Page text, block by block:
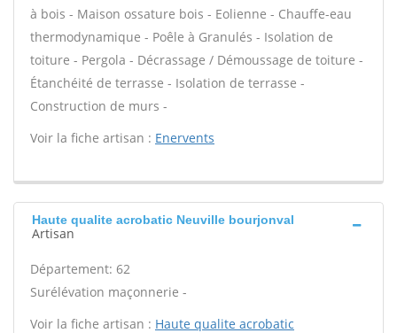
à bois - Maison ossature bois - Eolienne - Chauffe-eau
thermodynamique - Poêle à Granulés - Isolation de
toiture - Pergola - Décrassage / Démoussage de toiture -
Étanchéité de terrasse - Isolation de terrasse -
Construction de murs -
Voir la fiche artisan : Enervents
Haute qualite acrobatic Neuville bourjonval
Artisan
Département: 62
Surélévation maçonnerie -
Voir la fiche artisan : Haute qualite acrobatic